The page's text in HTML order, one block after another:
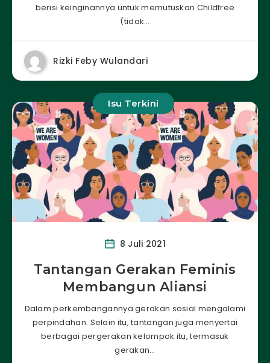
berisi keinginannya untuk memutuskan Childfree
(tidak…
Rizki Feby Wulandari
Isu Terkini
8 Juli 2021
Tantangan Gerakan Feminis
Membangun Aliansi
Dalam perkembangannya gerakan sosial mengalami
perpindahan. Selain itu, tantangan juga menyertai
berbagai pergerakan kelompok itu, termasuk
gerakan…